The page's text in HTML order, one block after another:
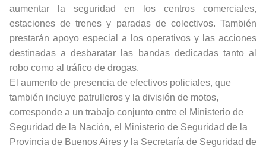
aumentar la seguridad en los centros comerciales,
estaciones de trenes y paradas de colectivos. También
prestarán apoyo especial a los operativos y las acciones
destinadas a desbaratar las bandas dedicadas tanto al
robo como al tráfico de drogas.
El aumento de presencia de efectivos policiales, que
también incluye patrulleros y la división de motos,
corresponde a un trabajo conjunto entre el Ministerio de
Seguridad de la Nación, el Ministerio de Seguridad de la
Provincia de Buenos Aires y la Secretaría de Seguridad de